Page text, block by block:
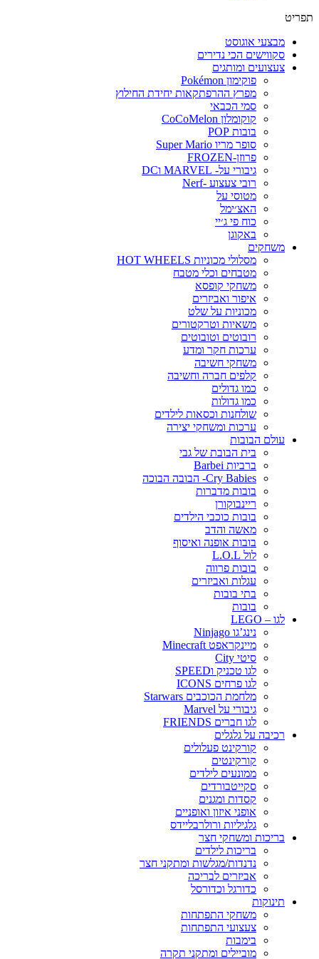
תפריט
מבצעי אוגוסט
סקווישים הכי נדירים
צעצועים ומותגים
פוקימון Pokémon
מפרץ ההרפתקאות יחידת החילוץ
סמי הכבאי
קוקומלון CoCoMelon
בובות POP
סופר מריו Super Mario
פרוזן-FROZEN
גיבורי על- MARVEL וDC
רובי צעצוע -Nerf
מטוסי על
האצ׳ימל
כוח פי ג׳יי
באקוגן
משחקים
מסלולי מכוניות HOT WHEELS
מטבחים וכלי מטבח
משחקי קופסא
איפור ואביזרים
מכוניות על שלט
משאיות וטרקטורים
רובוטים וטובוטים
ערכות חקר ומדע
משחקי חשיבה
קלפים חברה וחשיבה
כמו גדולים
כמו גדולות
שולחנות וכסאות לילדים
ערכות ומשחקי יצירה
עולם הבובות
בית הבובת של גבי
ברביות Barbei
Cry Babies- הבובה הבוכה
בובות מדברות
ריינבוקורן
בובות כוכבי הילדים
מאשה והדב
בובות אופנה ואיסוף
לול L.O.L
בובות פרווה
עגלות ואביזרים
בתי בובות
בובות
לגו – LEGO
נינג’גו Ninjago
מיינקראפט Minecraft
סיטי City
לגו טכניק וSPEED
לגו פרחים ICONS
מלחמת הכוכבים Starwars
גיבורי על Marvel
לגו חברים FRIENDS
רכיבה על גלגלים
קורקינט פעלולים
קורקינטים
ממונעים לילדים
סקייטבורדים
קסדות ומגנים
אופני איזון ואופניים
גלגיליות ורולרבליידס
בריכות ומשחקי חצר
בריכות לילדים
נדנדות/מגלשות ומתקני חצר
אביזרים לבריכה
כדורגל וכדורסל
תינוקות
משחקי התפתחות
צעצועי התפתחות
בימבות
מוביילים ומתקני תקרה